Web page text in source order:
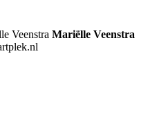
Mariëlle Veenstra